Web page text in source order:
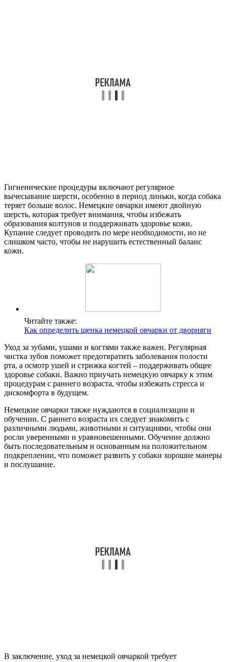
Гигиенические процедуры включают регулярное
вычесывание шерсти, особенно в период линьки, когда собака
теряет больше волос. Немецкие овчарки имеют двойную
шерсть, которая требует внимания, чтобы избежать
образования колтунов и поддерживать здоровье кожи.
Купание следует проводить по мере необходимости, но не
слишком часто, чтобы не нарушить естественный баланс
кожи.
Читайте также:
Как определить щенка немецкой овчарки от дворняги
Уход за зубами, ушами и когтями также важен. Регулярная
чистка зубов поможет предотвратить заболевания полости
рта, а осмотр ушей и стрижка когтей – поддерживать общее
здоровье собаки. Важно приучать немецкую овчарку к этим
процедурам с раннего возраста, чтобы избежать стресса и
дискомфорта в будущем.
Немецкие овчарки также нуждаются в социализации и
обучении. С раннего возраста их следует знакомить с
различными людьми, животными и ситуациями, чтобы они
росли уверенными и уравновешенными. Обучение должно
быть последовательным и основанным на положительном
подкреплении, что поможет развить у собаки хорошие манеры
и послушание.
В заключение, уход за немецкой овчаркой требует